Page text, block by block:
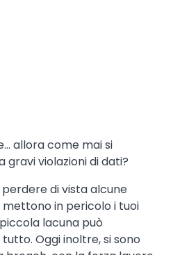
allora come mai si
gravi violazioni di dati?
di vista alcune
in pericolo i tuoi
lacuna può
Oggi inoltre, si sono